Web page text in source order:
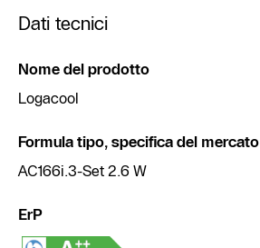
Dati tecnici
Nome del prodotto
Logacool
Formula tipo, specifica del mercato
AC166i.3-Set 2.6 W
ErP